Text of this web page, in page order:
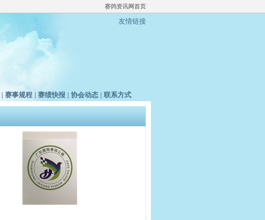
赛鸽资讯网首页
友情链接
赛事规程 赛绩快报 协会动态 联系方式